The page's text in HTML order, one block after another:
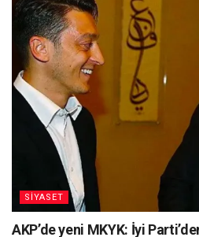
SİYASET
AKP’de yeni MKYK: İyi